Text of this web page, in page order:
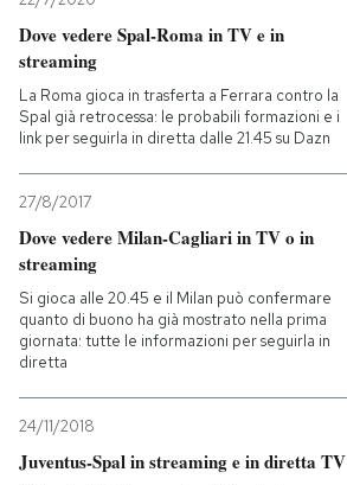
Dove vedere Spal-Roma in TV e in
streaming
La Roma gioca in trasferta a Ferrara contro la
Spal già retrocessa: le probabili formazioni e i
link per seguirla in diretta dalle 21.45 su Dazn
27/8/2017
Dove vedere Milan-Cagliari in TV o in
streaming
Si gioca alle 20.45 e il Milan può confermare
quanto di buono ha già mostrato nella prima
giornata: tutte le informazioni per seguirla in
diretta
24/11/2018
Juventus-Spal in streaming e in diretta TV